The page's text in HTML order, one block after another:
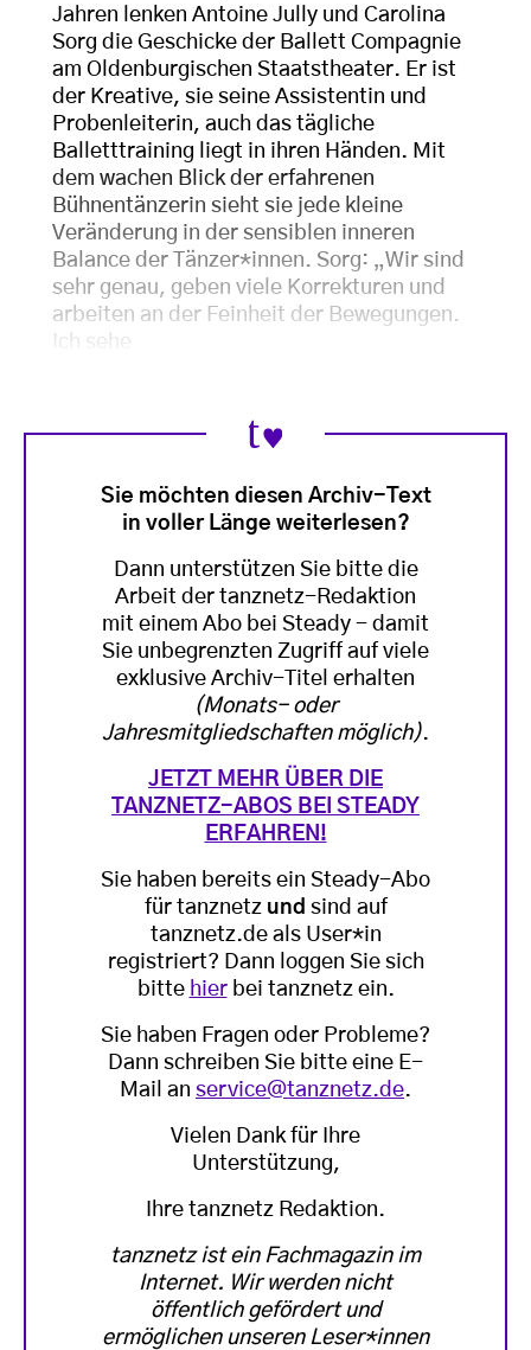
Jahren lenken Antoine Jully und Carolina
Sorg die Geschicke der Ballett Compagnie
am Oldenburgischen Staatstheater. Er ist
der Kreative, sie seine Assistentin und
Probenleiterin, auch das tägliche
Balletttraining liegt in ihren Händen. Mit
dem wachen Blick der erfahrenen
Bühnentänzerin sieht sie jede kleine
Veränderung in der sensiblen inneren
Balance der Tänzer*innen. Sorg: „Wir sind
sehr genau, geben viele Korrekturen und
arbeiten an der Feinheit der Bewegungen.
Sie möchten diesen Archiv-Text
in voller Länge weiterlesen?
Dann unterstützen Sie bitte die
Arbeit der tanznetz-Redaktion
mit einem Abo bei Steady - damit
Sie unbegrenzten Zugriff auf viele
exklusive Archiv-Titel erhalten
(Monats- oder
Jahresmitgliedschaften möglich).
JETZT MEHR ÜBER DIE
TANZNETZ-ABOS BEI STEADY
ERFAHREN!
Sie haben bereits ein Steady-Abo
für tanznetz und sind auf
tanznetz.de als User*in
registriert? Dann loggen Sie sich
bitte hierbei tanznetz ein.
Sie haben Fragen oder Probleme?
Dann schreiben Sie bitte eine E-
Mail an service@tanznetz.de.
Vielen Dank für Ihre
Unterstützung,
Ihre tanznetz Redaktion.
tanznetz ist ein Fachmagazin im
Internet. Wir werden nicht
öffentlich gefördert und
ermöglichen unseren Leser*innen